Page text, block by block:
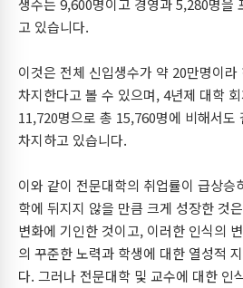
생수는 9,600명이고 경영과 5,280명을
고 있습니다.
이것은 전체 신입생수가 약 20만명이
차지한다고 볼 수 있으며, 4년제 대학
11,720명으로 총 15,760명에 비해서도
차지하고 있습니다.
이와 같이 전문대학의 취업률이 급상승
학에 뒤지지 않을 만큼 크게 성장한 것
변화에 기인한 것이고, 이러한 인식의
의 꾸준한 노력과 학생에 대한 열성적
다. 그러나 전문대학 및 교수에 대한 인